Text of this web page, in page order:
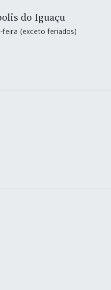
do Iguaçu
feira (exceto feriados)